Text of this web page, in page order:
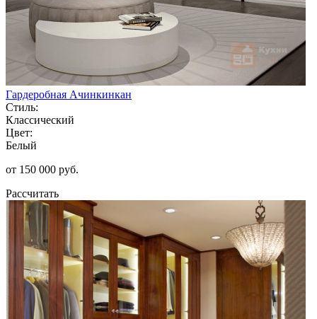
Гардеробная Ачинкинкан
Стиль:
Классический
Цвет:
Белый
от 150 000 руб.
Рассчитать